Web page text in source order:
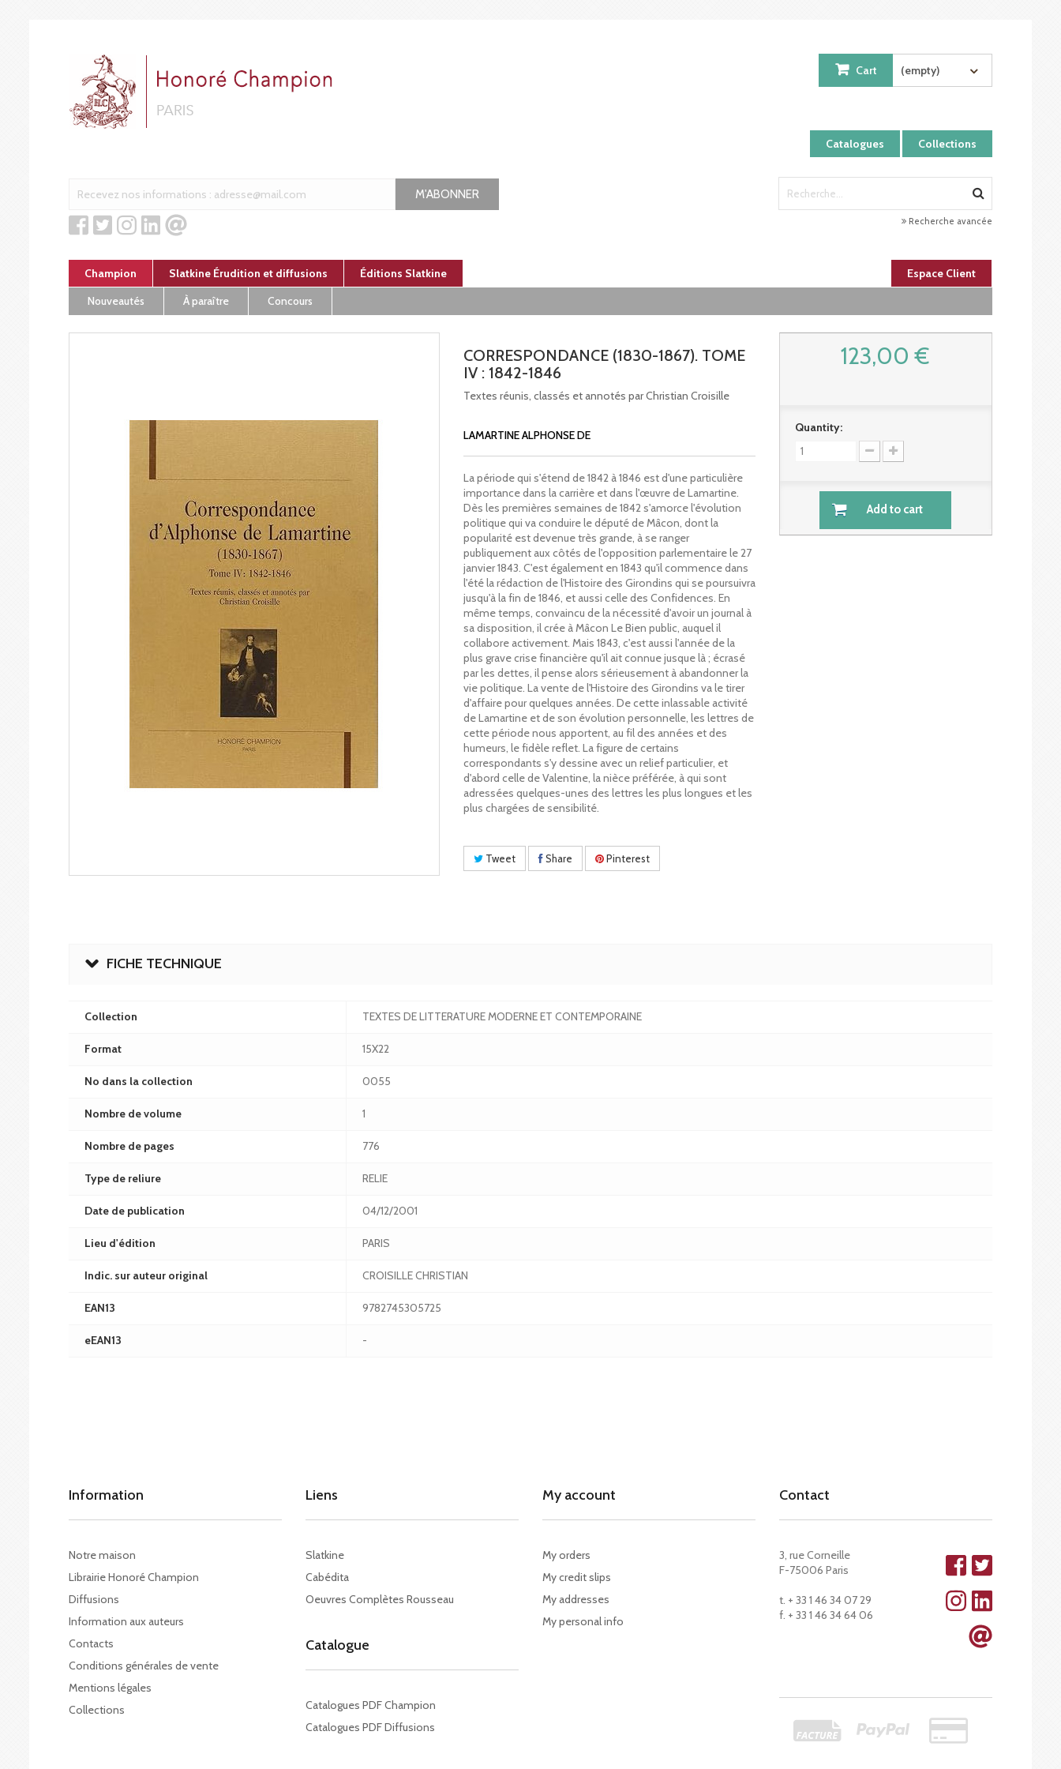
Catalogues Collections
Cart (empty)
M'ABONNER
Recherche avancée
Champion Slatkine Érudition et diffusions Éditions Slatkine
Espace Client
Nouveautés
À paraître Concours
CORRESPONDANCE (1830-1867). TOME
IV : 1842-1846
Textes réunis, classés et annotés par Christian Croisille
LAMARTINE ALPHONSE DE
La période qui s'étend de 1842 à 1846 est d'une particulière
importance dans la carrière et dans l'œuvre de Lamartine.
Dès les premières semaines de 1842 s'amorce l'évolution
politique qui va conduire le député de Mâcon, dont la
popularité est devenue très grande, à se ranger
publiquement aux côtés de l'opposition parlementaire le 27
janvier 1843. C'est également en 1843 qu'il commence dans
l'été la rédaction de l'Histoire des Girondins qui se poursuivra
jusqu'à la fin de 1846, et aussi celle des Confidences. En
même temps, convaincu de la nécessité d'avoir un journal à
sa disposition, il crée à Mâcon Le Bien public, auquel il
collabore activement. Mais 1843, c'est aussi l'année de la
plus grave crise financière qu'il ait connue jusque là ; écrasé
par les dettes, il pense alors sérieusement à abandonner la
vie politique. La vente de l'Histoire des Girondins va le tirer
d'affaire pour quelques années. De cette inlassable activité
de Lamartine et de son évolution personnelle, les lettres de
cette période nous apportent, au fil des années et des
humeurs, le fidèle reflet. La figure de certains
correspondants s'y dessine avec un relief particulier, et
d'abord celle de Valentine, la nièce préférée, à qui sont
adressées quelques-unes des lettres les plus longues et les
plus chargées de sensibilité.
Tweet Share Pinterest
123,00 €
Quantity:
Add to cart
FICHE TECHNIQUE
Collection TEXTES DE LITTERATURE MODERNE ET CONTEMPORAINE
Format 15X22
No dans la collection 0055
Nombre de volume 1
Nombre de pages 776
Type de reliure RELIE
Date de publication 04/12/2001
Lieu d'édition PARIS
Indic. sur auteur original CROISILLE CHRISTIAN
EAN13 9782745305725
eEAN13 -
Information
Notre maison
Librairie Honoré Champion
Diffusions
Information aux auteurs
Contacts
Conditions générales de vente
Mentions légales
Collections
Liens
Slatkine
Cabédita
Oeuvres Complètes Rousseau
Catalogue
Catalogues PDF Champion
Catalogues PDF Diffusions
My account
My orders
My credit slips
My addresses
My personal info
Contact
3, rue Corneille
F-75006 Paris
t. + 33 1 46 34 07 29
f. + 33 1 46 34 64 06